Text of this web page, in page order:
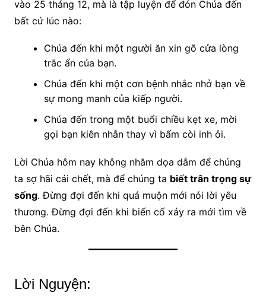
vào 25 tháng 12, mà là tập luyện để đón Chúa đến
bất cứ lúc nào:
Chúa đến khi một người ăn xin gõ cửa lòng
trắc ẩn của bạn.
Chúa đến khi một cơn bệnh nhắc nhở bạn về
sự mong manh của kiếp người.
Chúa đến trong một buổi chiều kẹt xe, mời
gọi bạn kiên nhẫn thay vì bấm còi inh ỏi.
Lời Chúa hôm nay không nhằm dọa dẫm để chúng
ta sợ hãi cái chết, mà để chúng ta biết trân trọng sự
sống. Đừng đợi đến khi quá muộn mới nói lời yêu
thương. Đừng đợi đến khi biến cố xảy ra mới tìm về
bên Chúa.
Lời Nguyện: